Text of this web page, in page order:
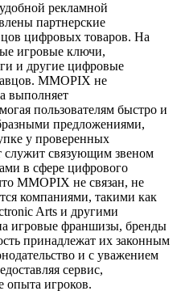
рекламной
партнерские
цифровых товаров. На
игровые ключи,
и другие цифровые
MMOPIX не
выполняет
пользователям быстро и
предложениями,
у проверенных
служит связующим звеном
в сфере цифрового
MMOPIX не связан, не
компаниями, такими как
Arts и другими
игровые франшизы, бренды
принадлежат их законным
и с уважением
сервис,
опыта игроков.